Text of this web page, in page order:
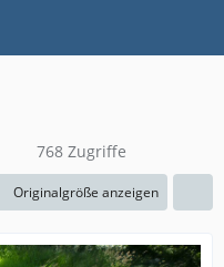
768 Zugriffe
Originalgröße anzeigen